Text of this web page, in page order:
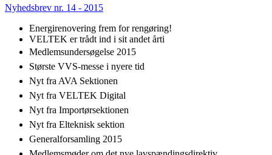
Nyhedsbrev nr. 14 - 2015
Energirenovering frem for rengøring!
VELTEK er trådt ind i sit andet årti
Medlemsundersøgelse 2015
Største VVS-messe i nyere tid
Nyt fra AVA Sektionen
Nyt fra VELTEK Digital
Nyt fra Importørsektionen
Nyt fra Elteknisk sektion
Generalforsamling 2015